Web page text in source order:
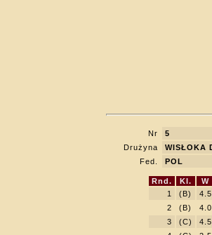
Nr
5
Drużyna
WISŁOKA
Fed.
POL
Rnd. Kl. W
1
(B) 4.5
2
(B) 4.0
3
(C) 4.5